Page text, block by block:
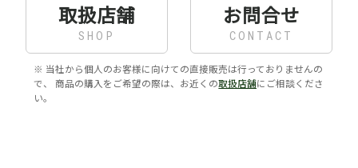
取扱店舗
SHOP
お問合せ
CONTACT
※ 当社から個人のお客様に向けての直接販売は行っておりませんの
で、 商品の購入をご希望の際は、お近くの取扱店舗にご相談くださ
い。